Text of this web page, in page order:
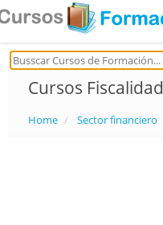
Cursos Fiscalidad
Home Sector financiero